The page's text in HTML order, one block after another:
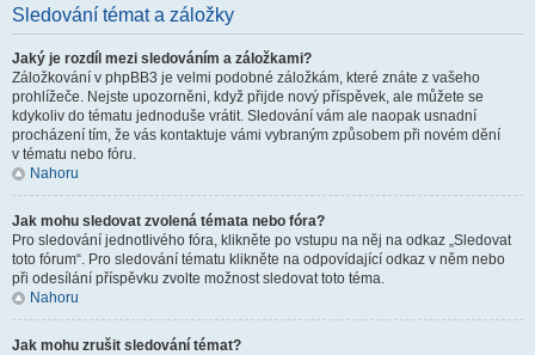
Sledování témat a záložky
Jaký je rozdíl mezi sledováním a záložkami?
Záložkování v phpBB3 je velmi podobné záložkám, které znáte z vašeho
prohlížeče. Nejste upozorněni, když přijde nový příspěvek, ale můžete se
kdykoliv do tématu jednoduše vrátit. Sledování vám ale naopak usnadní
procházení tím, že vás kontaktuje vámi vybraným způsobem při novém dění
v tématu nebo fóru.
Nahoru
Jak mohu sledovat zvolená témata nebo fóra?
Pro sledování jednotlivého fóra, klikněte po vstupu na něj na odkaz „Sledovat
toto fórum“. Pro sledování tématu klikněte na odpovídající odkaz v něm nebo
při odesílání příspěvku zvolte možnost sledovat toto téma.
Nahoru
Jak mohu zrušit sledování témat?